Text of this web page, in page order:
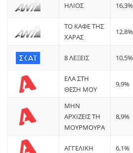
ΗΛΙΟΣ 16,3%
ΤΟ ΚΑΦΕ ΤΗΣ
ΧΑΡΑΣ
12,8%
8 ΛΕΞΕΙΣ 10,5%
ΕΛΑ ΣΤΗ
ΘΕΣΗ ΜΟΥ
9,9%
ΜΗΝ
ΑΡΧΙΖΕΙΣ ΤΗ
ΜΟΥΡΜΟΥΡΑ
8,9%
ΑΓΓΕΛΙΚΗ 6,1%